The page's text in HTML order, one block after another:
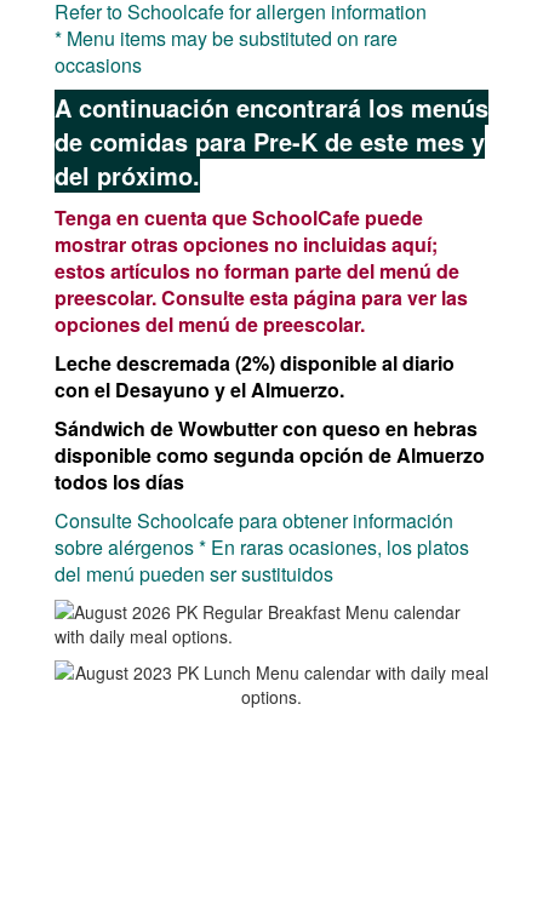
Refer to Schoolcafe for allergen information
* Menu items may be substituted on rare
occasions
A continuación encontrará los menús
de comidas para Pre-K de este mes y
del próximo.
Tenga en cuenta que SchoolCafe puede
mostrar otras opciones no incluidas aquí;
estos artículos no forman parte del menú de
preescolar. Consulte esta página para ver las
opciones del menú de preescolar.
Leche descremada (2%) disponible al diario
con el Desayuno y el Almuerzo.
Sándwich de Wowbutter con queso en hebras
disponible como segunda opción de Almuerzo
todos los días
Consulte Schoolcafe para obtener información
sobre alérgenos * En raras ocasiones, los platos
del menú pueden ser sustituidos